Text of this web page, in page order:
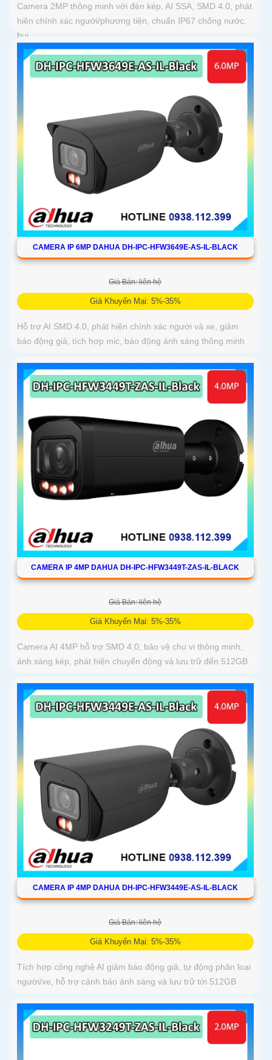
Camera 2MP thông minh với đèn kép, AI SSA, SMD 4.0, phát
hiện chính xác người/phương tiện, chuẩn IP67 chống nước,
bụi
CAMERA IP 6MP DAHUA DH-IPC-HFW3649E-AS-IL-BLACK
Giá Bán: liên hệ
Giá Khuyến Mại: 5%-35%
Hỗ trợ AI SMD 4.0, phát hiện chính xác người và xe, giảm
báo động giả, tích hợp mic, báo động ánh sáng thông minh
CAMERA IP 4MP DAHUA DH-IPC-HFW3449T-ZAS-IL-BLACK
Giá Bán: liên hệ
Giá Khuyến Mại: 5%-35%
Camera AI 4MP hỗ trợ SMD 4.0, bảo vệ chu vi thông minh,
ánh sáng kép, phát hiện chuyển động và lưu trữ đến 512GB
CAMERA IP 4MP DAHUA DH-IPC-HFW3449E-AS-IL-BLACK
Giá Bán: liên hệ
Giá Khuyến Mại: 5%-35%
Tích hợp công nghệ AI giảm báo động giả, tự động phân loại
người/xe, hỗ trợ cảnh báo ánh sáng và lưu trữ tới 512GB